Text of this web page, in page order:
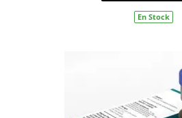
En Stock